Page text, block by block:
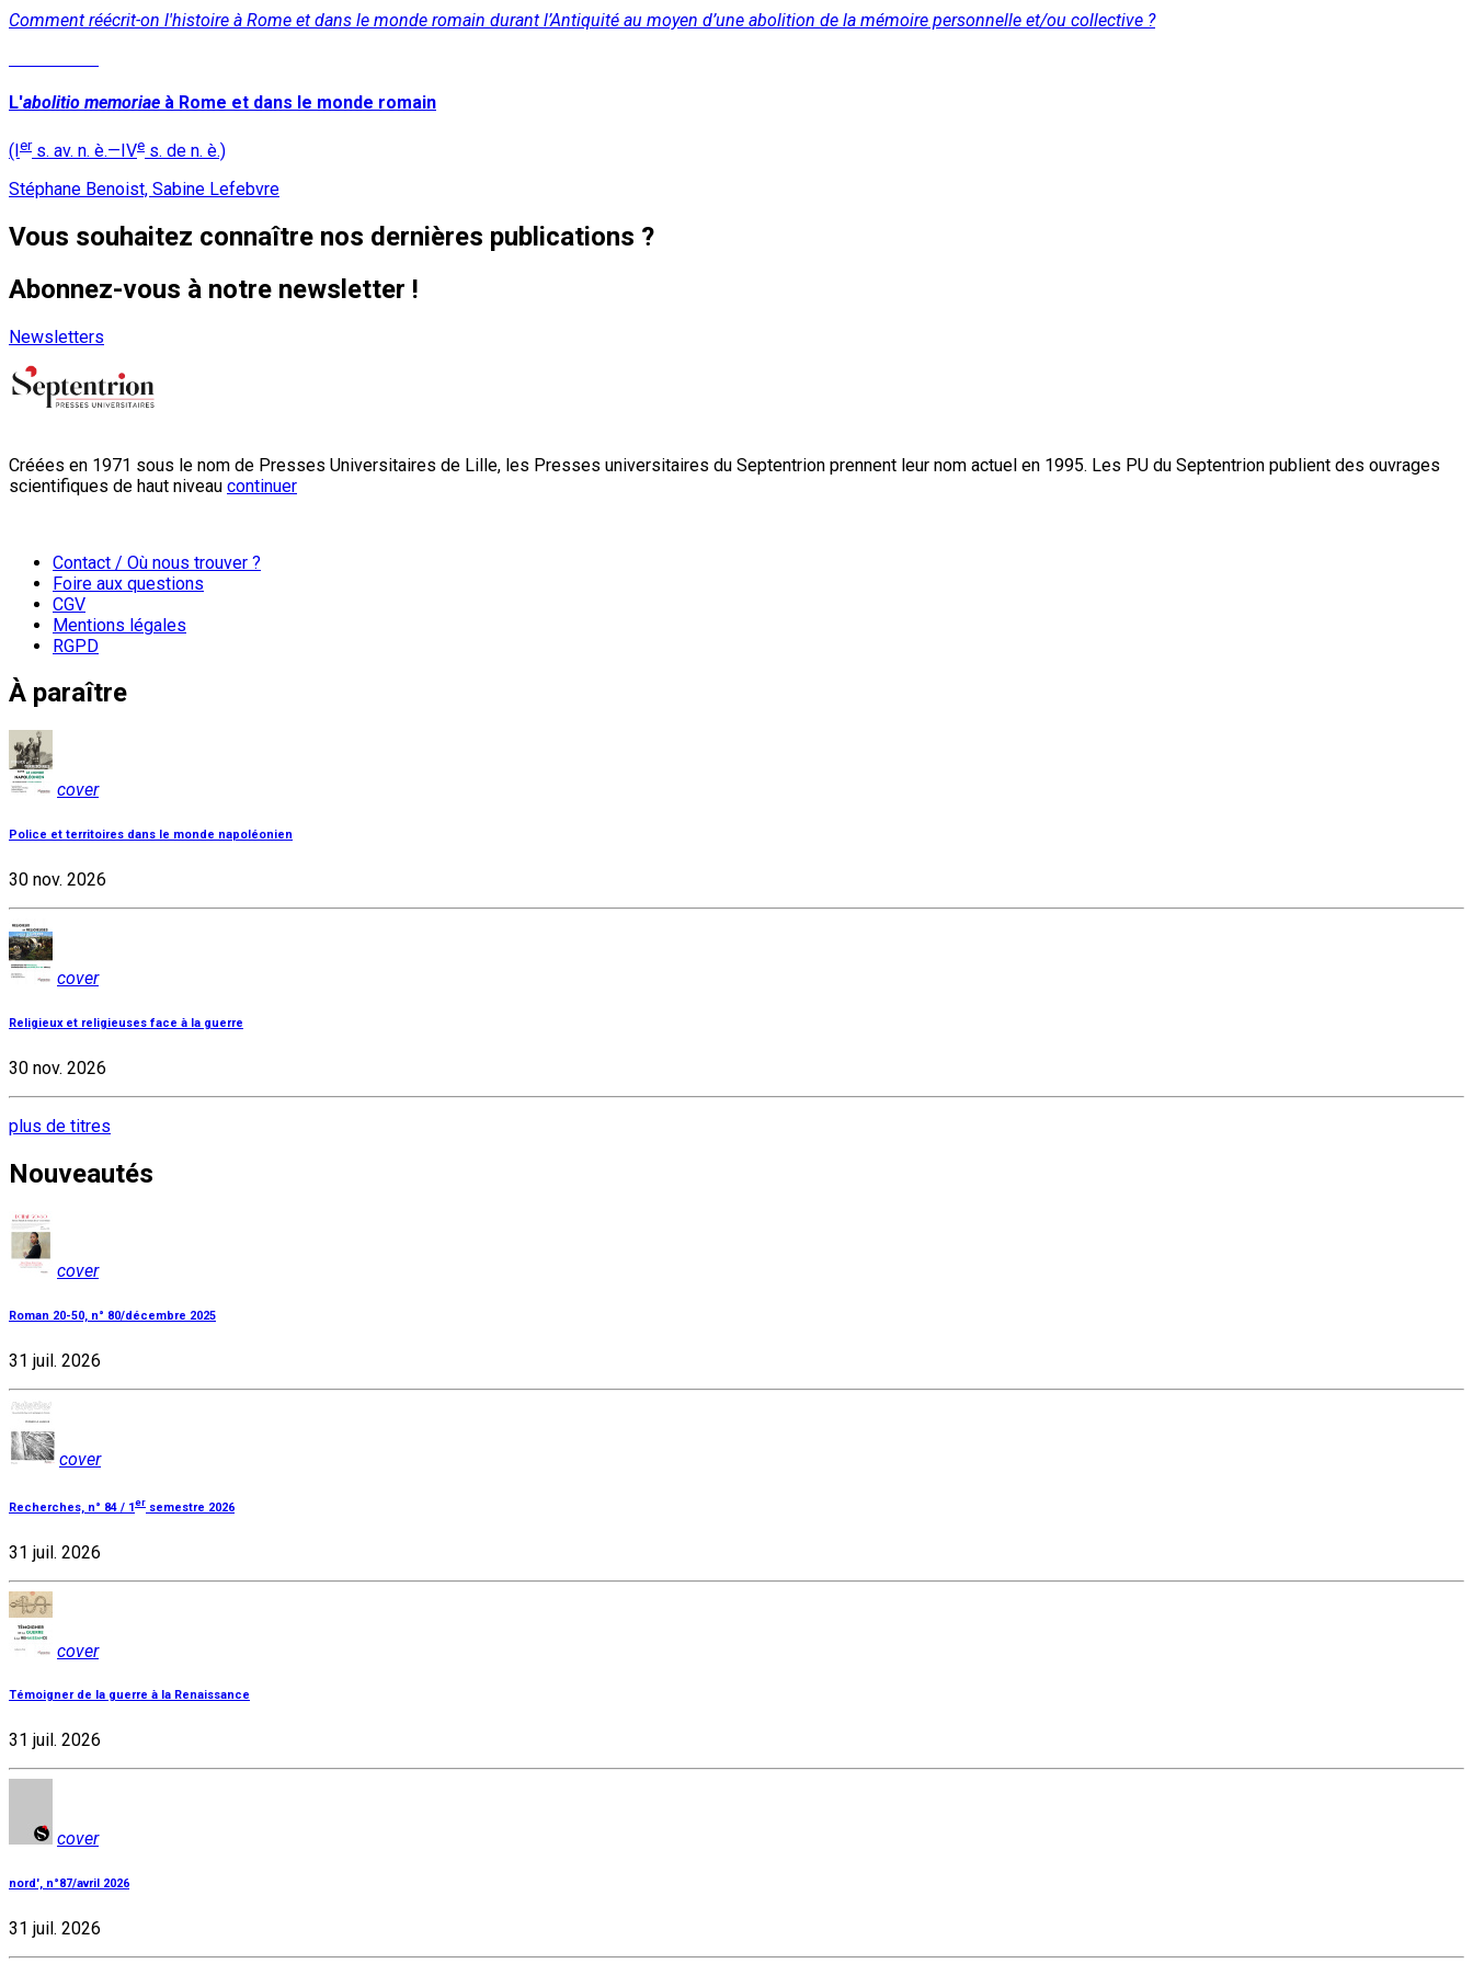
Comment réécrit-on l'histoire à Rome et dans le monde romain durant l’Antiquité au moyen d’une abolition de la mémoire personnelle et/ou collective ?
L'abolitio memoriae à Rome et dans le monde romain
(Iers. av. n. è.—IVe s. de n. è.)
Stéphane Benoist, Sabine Lefebvre
Vous souhaitez connaître nos dernières publications ?
Abonnez-vous à notre newsletter !
Newsletters
Créées en 1971 sous le nom de Presses Universitaires de Lille, les Presses universitaires du Septentrion prennent leur nom actuel en 1995. Les PU du Septentrion publient des ouvrages
scientifiques de haut niveau continuer
Contact / Où nous trouver ?
Foire aux questions
CGV
Mentions légales
RGPD
À paraître
cover
Police et territoires dans le monde napoléonien
30 nov. 2026
cover
Religieux et religieuses face à la guerre
30 nov. 2026
plus de titres
Nouveautés
cover
Roman 20-50, n° 80/décembre 2025
31 juil. 2026
cover
Recherches, n° 84 / 1er semestre 2026
31 juil. 2026
cover
Témoigner de la guerre à la Renaissance
31 juil. 2026
cover
nord', n°87/avril 2026
31 juil. 2026